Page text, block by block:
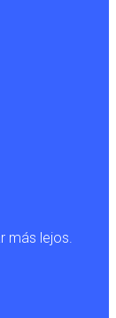
más lejos.